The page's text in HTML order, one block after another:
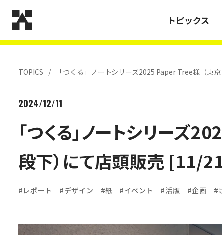
トピックス
沿革
TOPICS 「つくる」ノートシリーズ2025 Paper Tree様（東
2024/12/11
「つくる」ノートシリーズ
段下）にて店頭販売 [11/
レポート デザイン 紙 イベント 活版 企画